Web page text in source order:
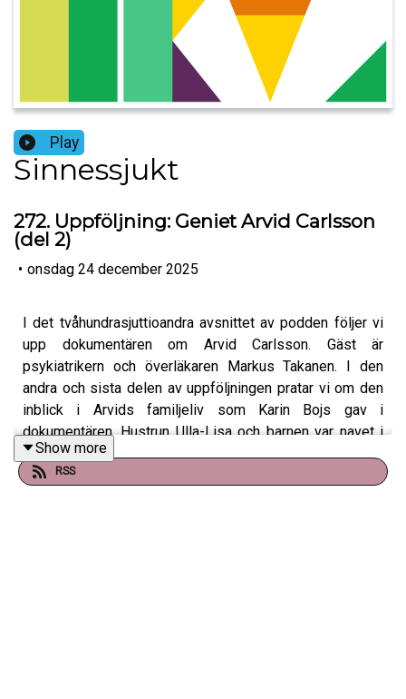
Play
Sinnessjukt
272. Uppföljning: Geniet Arvid Carlsson
(del 2)
• onsdag 24 december 2025
I det tvåhundrasjuttioandra avsnittet av podden följer vi
upp dokumentären om Arvid Carlsson. Gäst är
psykiatrikern och överläkaren Markus Takanen. I den
andra och sista delen av uppföljningen pratar vi om den
inblick i Arvids familjeliv som Karin Bojs gav i
dokumentären. Hustrun Ulla-Lisa och barnen var navet i
hans liv, där promenaderna i Änggårdsbergen,
söndagsmiddagarna och landstället i Onsala gav Arvid
Show more
RSS